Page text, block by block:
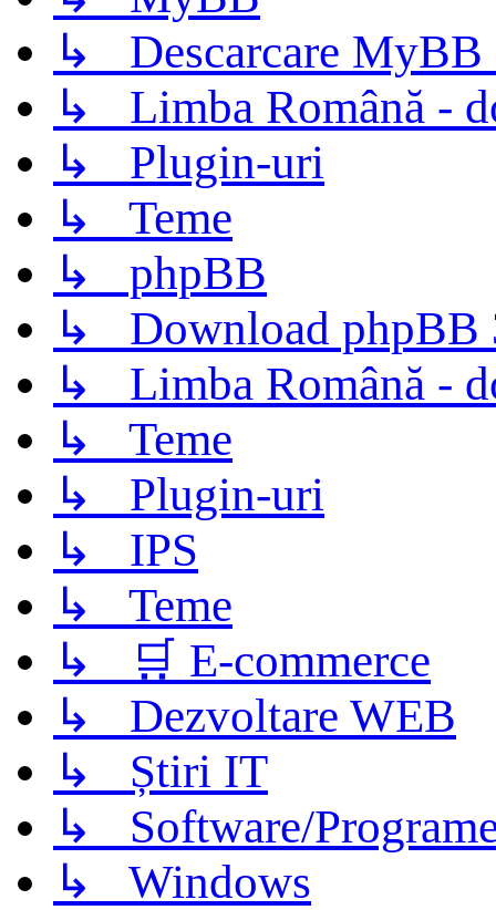
↳ Descarcare MyBB
↳ Limba Română -
↳ Plugin-uri
↳ Teme
↳ phpBB
↳ Download phpBB
↳ Limba Română -
↳ Teme
↳ Plugin-uri
↳ IPS
↳ Teme
↳ 🛒 E-commerce
↳ Dezvoltare WEB
↳ Știri IT
↳ Software/
↳ Windows